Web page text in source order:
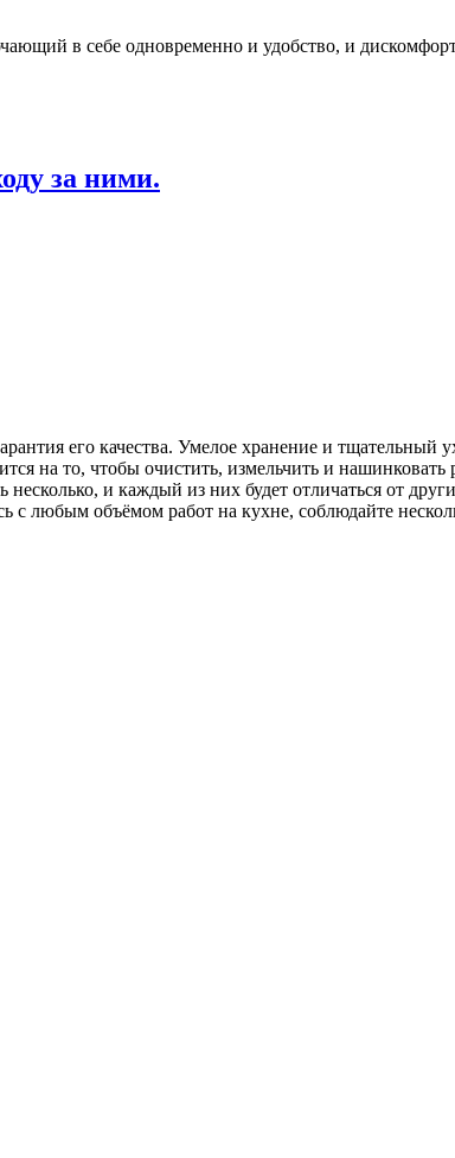
в себе одновременно и удобство, и
за ними.
его качества. Умелое хранение и тщательный
на то, чтобы очистить, измельчить и
и каждый из них будет отличаться от
любым объёмом работ на кухне, соблюдайте